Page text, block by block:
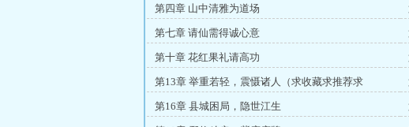
第四章 山中清雅为道场
第七章 请仙需得诚心意
第十章 花红果礼请高功
第13章 举重若轻，震慑诸人（求收藏求推荐求
第16章 县城困局，隐世江生